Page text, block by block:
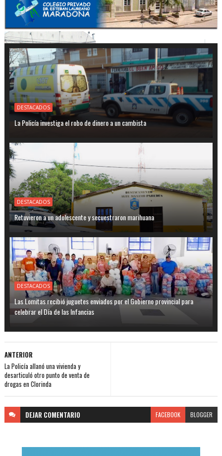
DESTACADOS
La Policía investiga el robo de dinero a un cambista
DESTACADOS
Retuvieron a un adolescente y secuestraron marihuana
DESTACADOS
Las Lomitas recibió juguetes enviados por el Gobierno provincial para
celebrar el Día de las Infancias
ANTERIOR
La Policía allanó una vivienda y
desarticuló otro punto de venta de
drogas en Clorinda
DEJAR COMENTARIO FACEBOOK BLOGGER